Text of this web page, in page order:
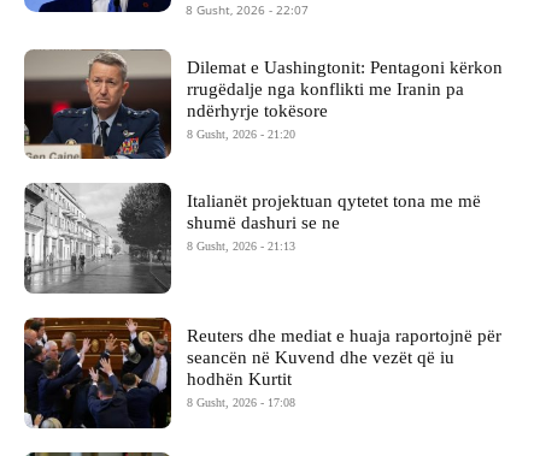
8 Gusht, 2026 - 22:07
Dilemat e Uashingtonit: Pentagoni kërkon
rrugëdalje nga konflikti me Iranin pa
ndërhyrje tokësore
8 Gusht, 2026 - 21:20
Italianët projektuan qytetet tona me më
shumë dashuri se ne
8 Gusht, 2026 - 21:13
Reuters dhe mediat e huaja raportojnë për
seancën në Kuvend dhe vezët që iu
hodhën Kurtit
8 Gusht, 2026 - 17:08